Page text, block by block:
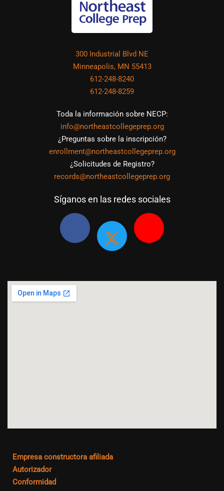
300 Industrial Blvd NE
Minneapolis, MN 55413
612-248-8240
612-248-8259
Toda la información sobre NECP:
info@northeastcollegeprep.org
¿Preguntas sobre la inscripción?
enrollment@northeastcollegeprep.org
¿Solicitudes de Registro?
records@northeastcollegeprep.org
Síganos en las redes sociales
Empresa constructora afiliada
Autorizador
Conformidad